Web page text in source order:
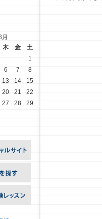
木 金 土
1
6 7
8
13 14
15
20 21
22
27 28
29